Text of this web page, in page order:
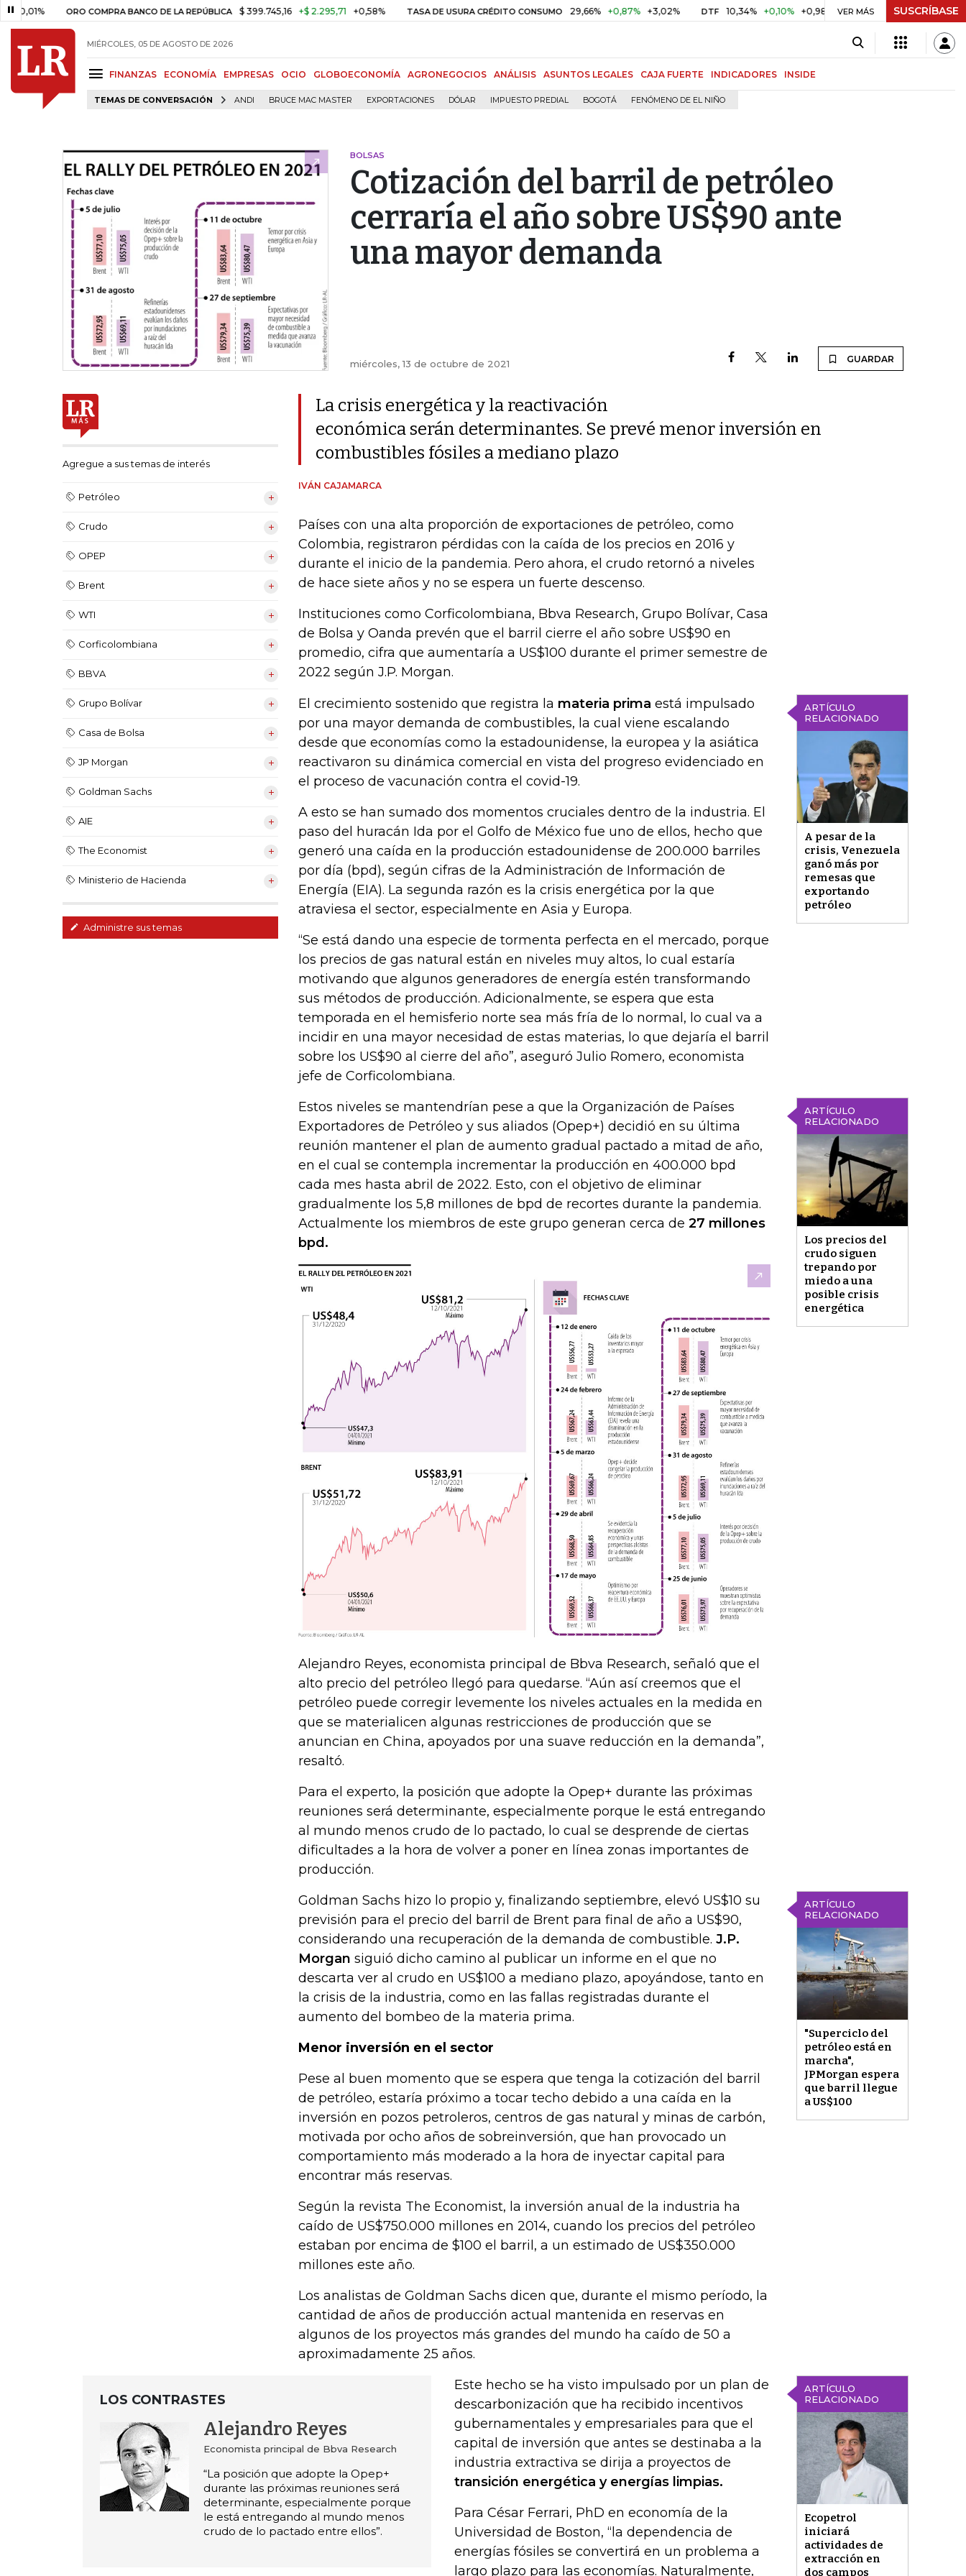
ORO COMPRA BANCO DE LA REPÚBLICA $ 399.745,16 +$ 2.295,71 +0,58% TASA DE USURA CRÉDITO CONSUMO 29,66% +0,87% +3,02% DTF 10,34% +0,10% +0,98% UVR $ 416,81 +$ 0,05 +0,01%
VER MÁS SUSCRÍBASE
MIÉRCOLES, 05 DE AGOSTO DE 2026
FINANZAS ECONOMÍA EMPRESAS OCIO GLOBOECONOMÍA AGRONEGOCIOS ANÁLISIS ASUNTOS LEGALES CAJA FUERTE INDICADORES INSIDE
TEMAS DE CONVERSACIÓN ANDI BRUCE MAC MASTER EXPORTACIONES DÓLAR IMPUESTO PREDIAL BOGOTÁ FENÓMENO DE EL NIÑO
BOLSAS
Cotización del barril de petróleo
cerraría el año sobre US$90 ante
una mayor demanda
miércoles, 13 de octubre de 2021 GUARDAR
Agregue a sus temas de interés
Petróleo
Crudo
OPEP
Brent
WTI
Corficolombiana
BBVA
Grupo Bolívar
Casa de Bolsa
JP Morgan
Goldman Sachs
AIE
The Economist
Ministerio de Hacienda
Administre sus temas
La crisis energética y la reactivación
económica serán determinantes. Se prevé menor inversión en
combustibles fósiles a mediano plazo
IVÁN CAJAMARCA
Países con una alta proporción de exportaciones de petróleo, como
Colombia, registraron pérdidas con la caída de los precios en 2016 y
durante el inicio de la pandemia. Pero ahora, el crudo retornó a niveles
de hace siete años y no se espera un fuerte descenso.
Instituciones como Corficolombiana, Bbva Research, Grupo Bolívar, Casa
de Bolsa y Oanda prevén que el barril cierre el año sobre US$90 en
promedio, cifra que aumentaría a US$100 durante el primer semestre de
2022 según J.P. Morgan.
ARTÍCULO
RELACIONADO
A pesar de la
crisis, Venezuela
ganó más por
remesas que
exportando
petróleo
El crecimiento sostenido que registra la materia prima está impulsado
por una mayor demanda de combustibles, la cual viene escalando
desde que economías como la estadounidense, la europea y la asiática
reactivaron su dinámica comercial en vista del progreso evidenciado en
el proceso de vacunación contra el covid-19.
A esto se han sumado dos momentos cruciales dentro de la industria. El
paso del huracán Ida por el Golfo de México fue uno de ellos, hecho que
generó una caída en la producción estadounidense de 200.000 barriles
por día (bpd), según cifras de la Administración de Información de
Energía (EIA). La segunda razón es la crisis energética por la que
atraviesa el sector, especialmente en Asia y Europa.
“Se está dando una especie de tormenta perfecta en el mercado, porque
los precios de gas natural están en niveles muy altos, lo cual estaría
motivando que algunos generadores de energía estén transformando
sus métodos de producción. Adicionalmente, se espera que esta
temporada en el hemisferio norte sea más fría de lo normal, lo cual va a
incidir en una mayor necesidad de estas materias, lo que dejaría el barril
sobre los US$90 al cierre del año”, aseguró Julio Romero, economista
jefe de Corficolombiana.
ARTÍCULO
RELACIONADO
Los precios del
crudo siguen
trepando por
miedo a una
posible crisis
energética
Estos niveles se mantendrían pese a que la Organización de Países
Exportadores de Petróleo y sus aliados (Opep+) decidió en su última
reunión mantener el plan de aumento gradual pactado a mitad de año,
en el cual se contempla incrementar la producción en 400.000 bpd
cada mes hasta abril de 2022. Esto, con el objetivo de eliminar
gradualmente los 5,8 millones de bpd de recortes durante la pandemia.
Actualmente los miembros de este grupo generan cerca de 27 millones
bpd.
Alejandro Reyes, economista principal de Bbva Research, señaló que el
alto precio del petróleo llegó para quedarse. “Aún así creemos que el
petróleo puede corregir levemente los niveles actuales en la medida en
que se materialicen algunas restricciones de producción que se
anuncian en China, apoyados por una suave reducción en la demanda”,
resaltó.
Para el experto, la posición que adopte la Opep+ durante las próximas
reuniones será determinante, especialmente porque le está entregando
al mundo menos crudo de lo pactado, lo cual se desprende de ciertas
dificultades a la hora de volver a poner en línea zonas importantes de
producción.
ARTÍCULO
RELACIONADO
"Superciclo del
petróleo está en
marcha",
JPMorgan espera
que barril llegue
a US$100
Goldman Sachs hizo lo propio y, finalizando septiembre, elevó US$10 su
previsión para el precio del barril de Brent para final de año a US$90,
considerando una recuperación de la demanda de combustible. J.P.
Morgan siguió dicho camino al publicar un informe en el que no
descarta ver al crudo en US$100 a mediano plazo, apoyándose, tanto en
la crisis de la industria, como en las fallas registradas durante el
aumento del bombeo de la materia prima.
Menor inversión en el sector
Pese al buen momento que se espera que tenga la cotización del barril
de petróleo, estaría próximo a tocar techo debido a una caída en la
inversión en pozos petroleros, centros de gas natural y minas de carbón,
motivada por ocho años de sobreinversión, que han provocado un
comportamiento más moderado a la hora de inyectar capital para
encontrar más reservas.
Según la revista The Economist, la inversión anual de la industria ha
caído de US$750.000 millones en 2014, cuando los precios del petróleo
estaban por encima de $100 el barril, a un estimado de US$350.000
millones este año.
Los analistas de Goldman Sachs dicen que, durante el mismo período, la
cantidad de años de producción actual mantenida en reservas en
algunos de los proyectos más grandes del mundo ha caído de 50 a
aproximadamente 25 años.
LOS CONTRASTES
Alejandro Reyes
Economista principal de Bbva Research
“La posición que adopte la Opep+
durante las próximas reuniones será
determinante, especialmente porque
le está entregando al mundo menos
crudo de lo pactado entre ellos”.
ARTÍCULO
RELACIONADO
Ecopetrol
iniciará
actividades de
extracción en
dos campos
Este hecho se ha visto impulsado por un plan de
descarbonización que ha recibido incentivos
gubernamentales y empresariales para que el
capital de inversión que antes se destinaba a la
industria extractiva se dirija a proyectos de
transición energética y energías limpias.
Para César Ferrari, PhD en economía de la
Universidad de Boston, “la dependencia de
energías fósiles se convertirá en un problema a
largo plazo para las economías. Naturalmente,